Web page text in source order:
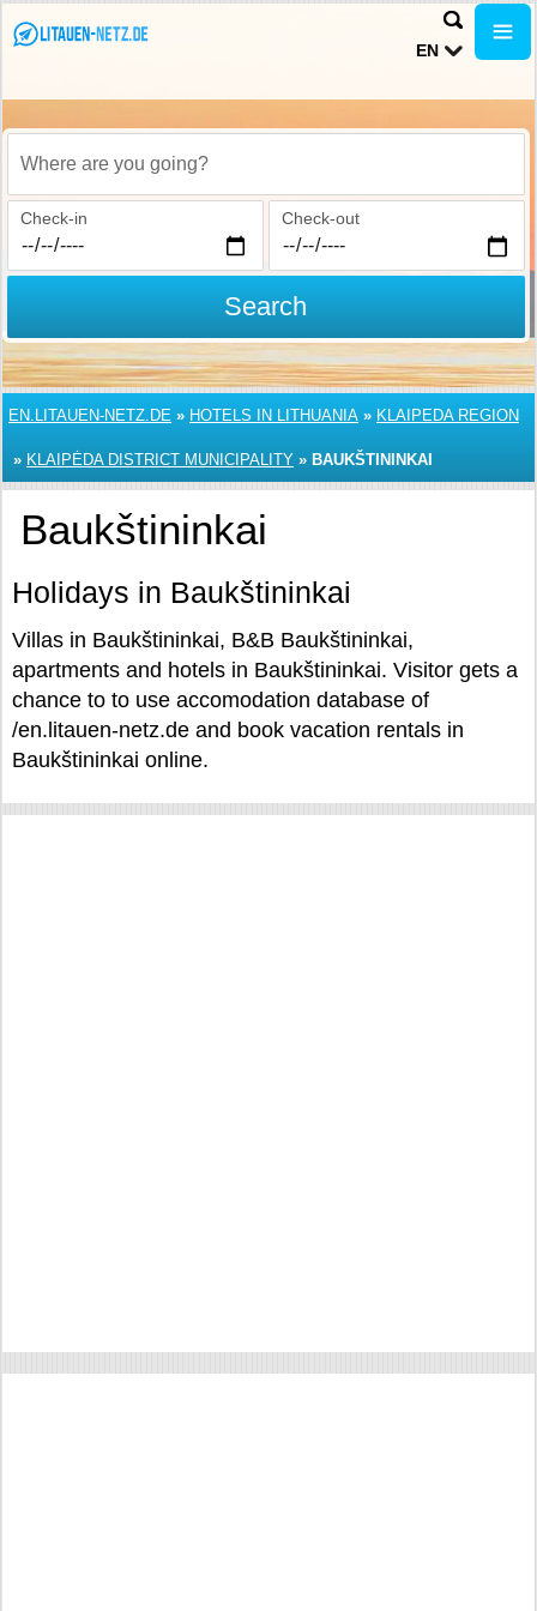
EN
Where are you going?
Check-in Check-out
Search
EN.LITAUEN-NETZ.DE » HOTELS IN LITHUANIA » KLAIPEDA REGION
» KLAIPĖDA DISTRICT MUNICIPALITY » BAUKŠTININKAI
Baukštininkai
Holidays in Baukštininkai
Villas in Baukštininkai, B&B Baukštininkai,
apartments and hotels in Baukštininkai. Visitor gets a
chance to to use accomodation database of
/en.litauen-netz.de and book vacation rentals in
Baukštininkai online.